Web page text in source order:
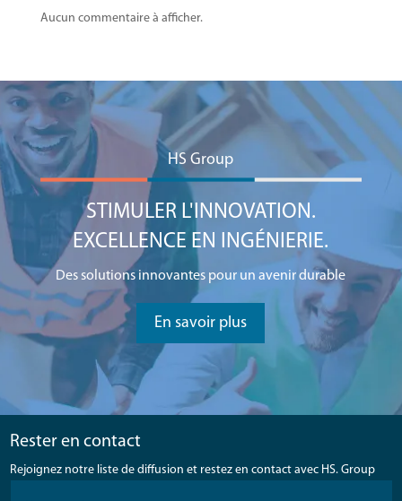
Aucun commentaire à afficher.
STIMULER L'INNOVATION.
EXCELLENCE EN INGÉNIERIE.
HS Group
Des solutions innovantes pour un avenir durable
En savoir plus
Rester en contact
Rejoignez notre liste de diffusion et restez en contact avec HS. Group